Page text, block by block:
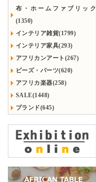
布・ホームファブリック
(1350)
インテリア雑貨(1799)
インテリア家具(293)
アフリカンアート(267)
ビーズ・パーツ(620)
アフリカ楽器(258)
SALE(1448)
ブランド(645)